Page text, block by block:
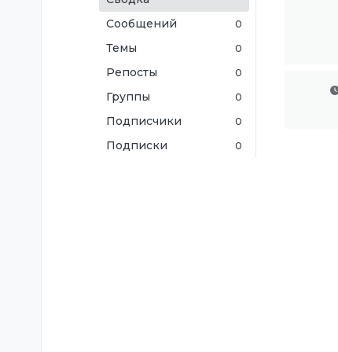
Сообщений
0
Темы 0
Репосты 0
Группы 0
Подписчики 0
Подписки 0